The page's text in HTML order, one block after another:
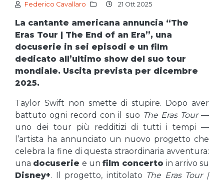
Federico Cavallaro 21 Ott 2025
La cantante americana annuncia “The
Eras Tour | The End of an Era”, una
docuserie in sei episodi e un film
dedicato all’ultimo show del suo tour
mondiale. Uscita prevista per dicembre
2025.
Taylor Swift non smette di stupire. Dopo aver
battuto ogni record con il suo The Eras Tour—
uno dei tour più redditizi di tutti i tempi —
l’artista ha annunciato un nuovo progetto che
celebra la fine di questa straordinaria avventura:
una docuserie e un film concerto in arrivo su
Disney+. Il progetto, intitolato The Eras Tour |